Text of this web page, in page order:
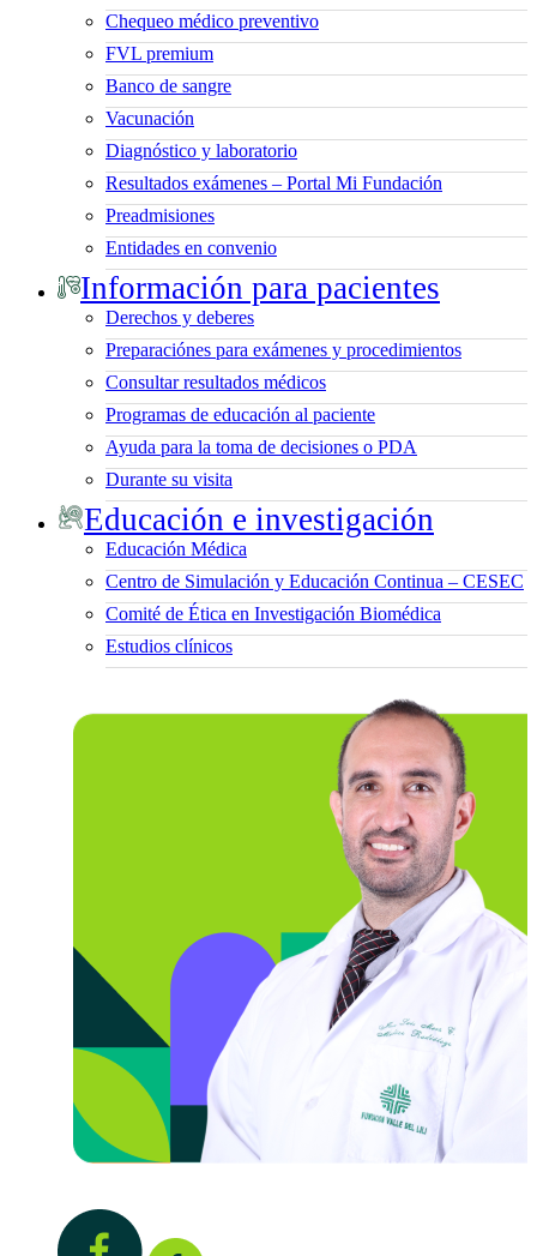
Chequeo médico preventivo
FVL premium
Banco de sangre
Vacunación
Diagnóstico y laboratorio
Resultados exámenes – Portal Mi Fundación
Preadmisiones
Entidades en convenio
Información para pacientes
Derechos y deberes
Preparaciónes para exámenes y procedimientos
Consultar resultados médicos
Programas de educación al paciente
Ayuda para la toma de decisiones o PDA
Durante su visita
Educación e investigación
Educación Médica
Centro de Simulación y Educación Continua – CESEC
Comité de Ética en Investigación Biomédica
Estudios clínicos